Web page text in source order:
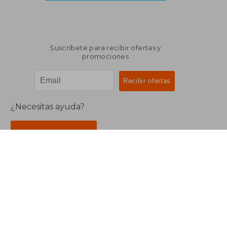
Suscríbete para recibir ofertas y
promociones
¿Necesitas ayuda?